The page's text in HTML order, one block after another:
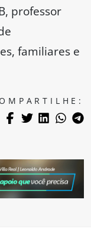
professor
familiares e